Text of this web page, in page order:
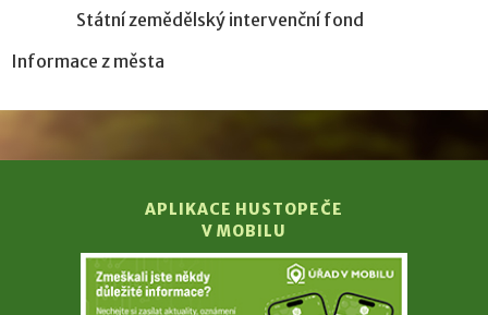
Státní zemědělský intervenční fond
Informace z města
APLIKACE HUSTOPEČE
V MOBILU